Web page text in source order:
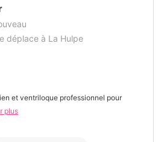
déplace à La Hulpe
et ventriloque professionnel pour
plus